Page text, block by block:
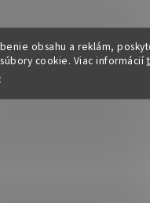
obsahu a reklám,
cookie. Viac informácií